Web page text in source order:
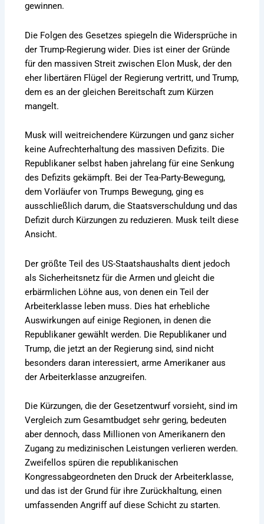
gewinnen.
Die Folgen des Gesetzes spiegeln die Widersprüche in
der Trump-Regierung wider. Dies ist einer der Gründe
für den massiven Streit zwischen Elon Musk, der den
eher libertären Flügel der Regierung vertritt, und Trump,
dem es an der gleichen Bereitschaft zum Kürzen
mangelt.
Musk will weitreichendere Kürzungen und ganz sicher
keine Aufrechterhaltung des massiven Defizits. Die
Republikaner selbst haben jahrelang für eine Senkung
des Defizits gekämpft. Bei der Tea-Party-Bewegung,
dem Vorläufer von Trumps Bewegung, ging es
ausschließlich darum, die Staatsverschuldung und das
Defizit durch Kürzungen zu reduzieren. Musk teilt diese
Ansicht.
Der größte Teil des US-Staatshaushalts dient jedoch
als Sicherheitsnetz für die Armen und gleicht die
erbärmlichen Löhne aus, von denen ein Teil der
Arbeiterklasse leben muss. Dies hat erhebliche
Auswirkungen auf einige Regionen, in denen die
Republikaner gewählt werden. Die Republikaner und
Trump, die jetzt an der Regierung sind, sind nicht
besonders daran interessiert, arme Amerikaner aus
der Arbeiterklasse anzugreifen.
Die Kürzungen, die der Gesetzentwurf vorsieht, sind im
Vergleich zum Gesamtbudget sehr gering, bedeuten
aber dennoch, dass Millionen von Amerikanern den
Zugang zu medizinischen Leistungen verlieren werden.
Zweifellos spüren die republikanischen
Kongressabgeordneten den Druck der Arbeiterklasse,
und das ist der Grund für ihre Zurückhaltung, einen
umfassenden Angriff auf diese Schicht zu starten.